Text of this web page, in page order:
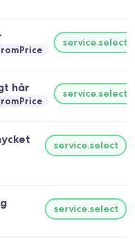
service.select
hår service.select
service.select
service.select